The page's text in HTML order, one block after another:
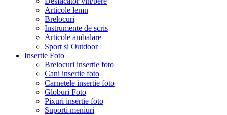
Articole lemn
Brelocuri
Instrumente de scris
Articole ambalare
Sport si Outdoor
Insertie Foto
Brelocuri insertie foto
Cani insertie foto
Carnetele insertie foto
Globuri Foto
Pixuri insertie foto
Suporti meniuri